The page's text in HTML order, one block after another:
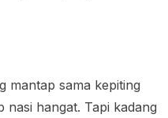
mantap sama kepiting
nasi hangat. Tapi kadang